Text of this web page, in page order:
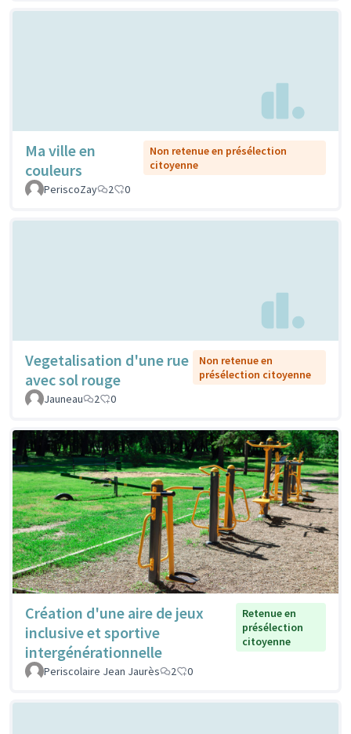
Ma ville en
couleurs
Non retenue en présélection
citoyenne
PeriscoZay
2 0
Vegetalisation d'une rue
avec sol rouge
Non retenue en
présélection citoyenne
Jauneau
2 0
Création d'une aire de jeux
inclusive et sportive
intergénérationnelle
Retenue en
présélection
citoyenne
Periscolaire Jean Jaurès 2 0